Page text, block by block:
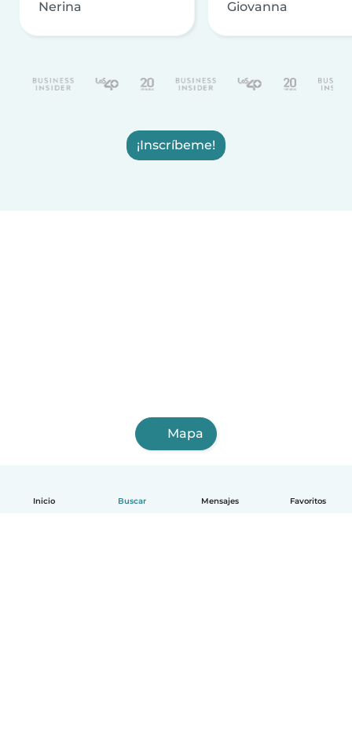
Inicio Buscar Mensajes Favoritos
Nerina Giovanna
¡Inscríbeme!
Mapa